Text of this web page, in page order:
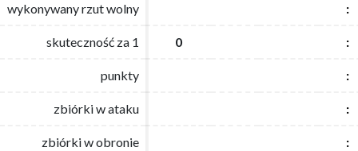
wykonywany rzut wolny :
skuteczność za 1 0 :
punkty :
zbiórki w ataku :
zbiórki w obronie :
wykonywany rzut wolny :
skuteczność za 1 0 :
punkty :
zbiórki w ataku :
zbiórki w obronie :